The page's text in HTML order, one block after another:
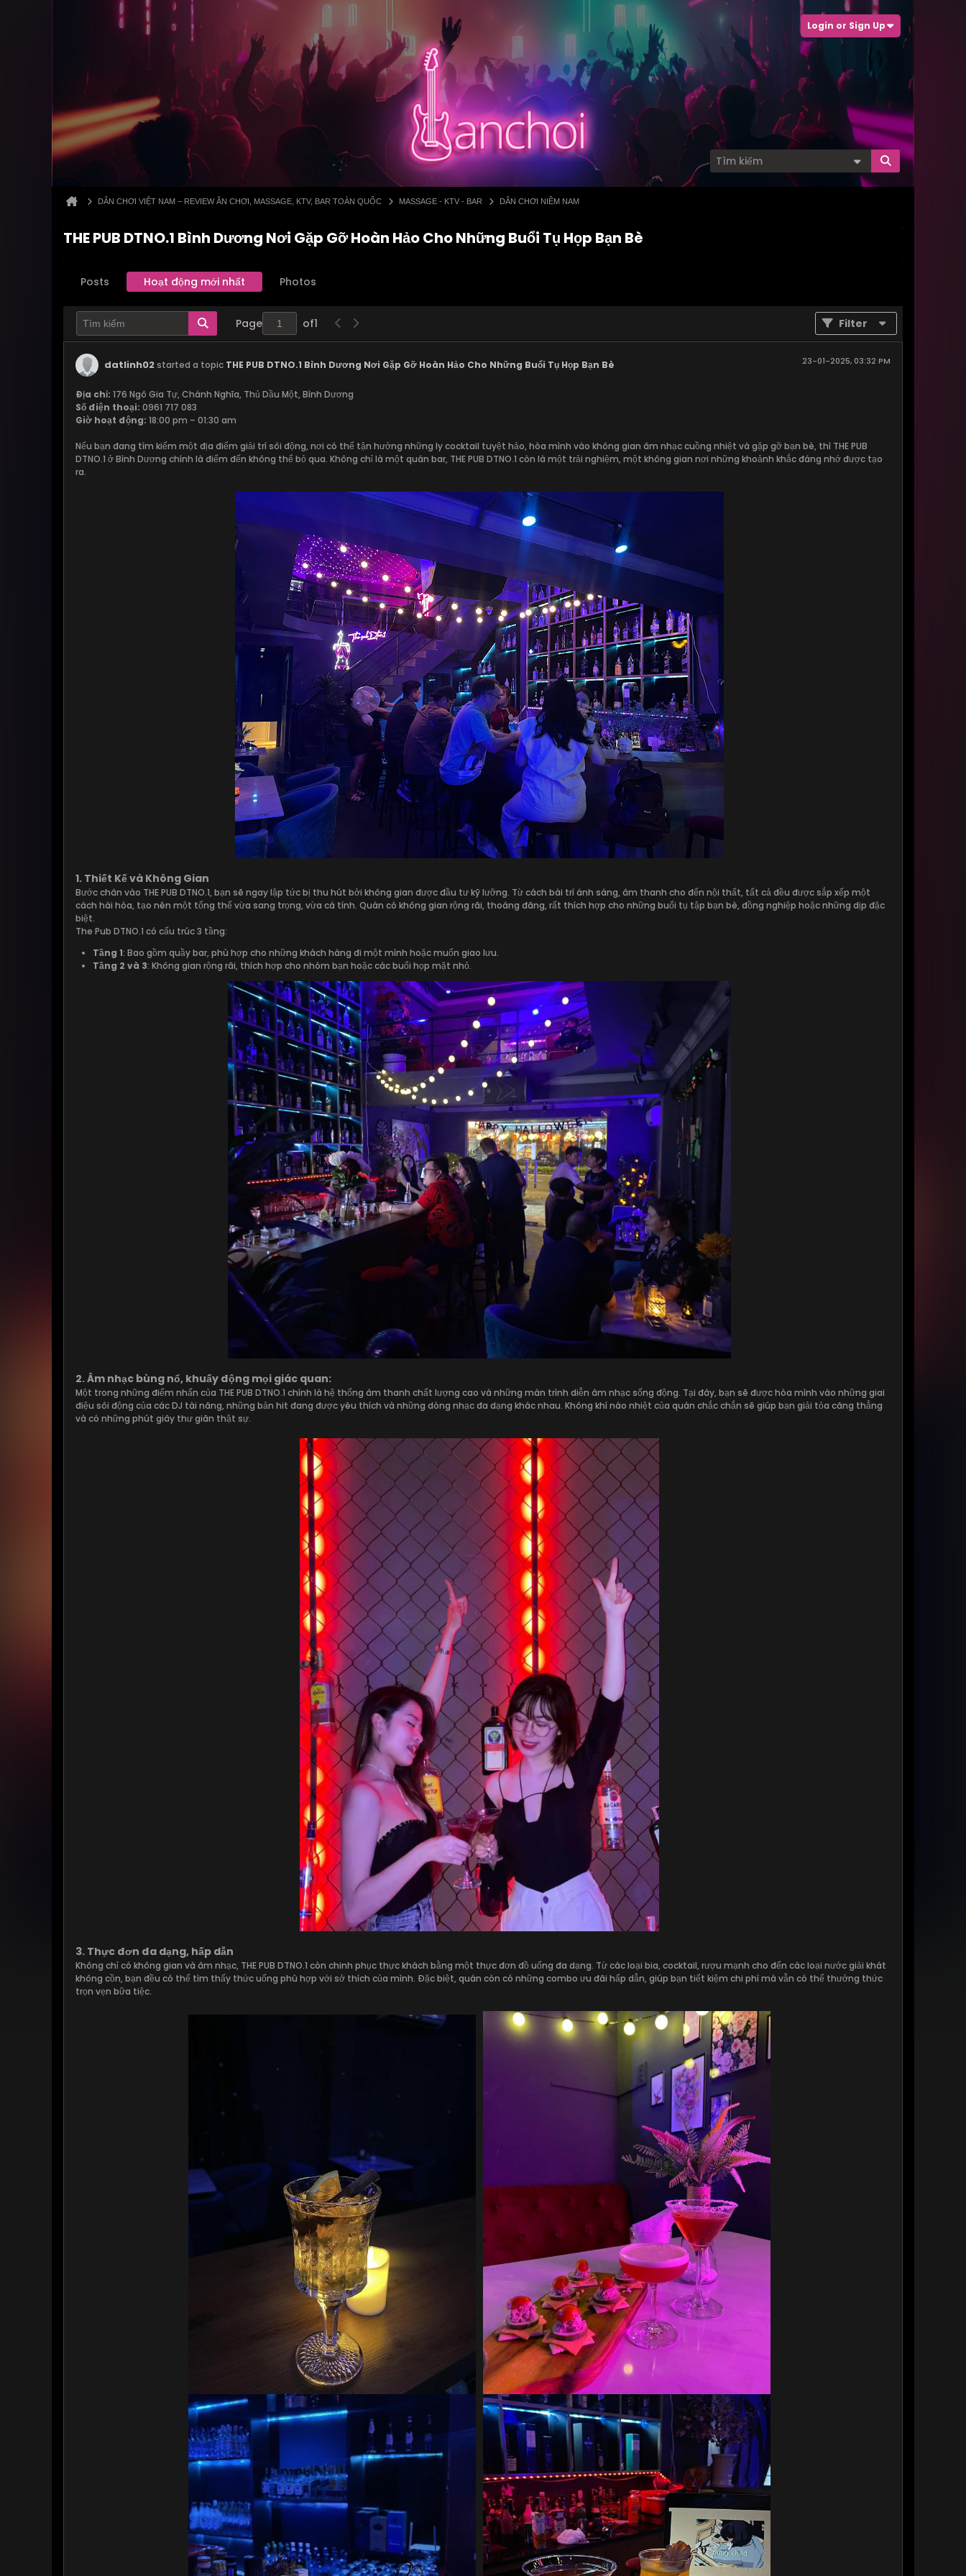
Login or Sign Up
DÂN CHƠI VIỆT NAM – REVIEW ĂN CHƠI, MASSAGE, KTV, BAR TOÀN QUỐC MASSAGE - KTV - BAR DÂN CHƠI NIỀM NAM
THE PUB DTNO.1 Bình Dương Nơi Gặp Gỡ Hoàn Hảo Cho Những Buổi Tụ Họp Bạn Bè
Posts Hoạt động mới nhất Photos
Page of1 Filter
datlinh02 started a topic THE PUB DTNO.1 Bình Dương Nơi Gặp Gỡ Hoàn Hảo Cho Những Buổi Tụ Họp Bạn Bè 23-01-2025, 03:32 PM
Địa chỉ: 176 Ngô Gia Tự, Chánh Nghĩa, Thủ Dầu Một, Bình Dương
Số điện thoại: 0961 717 083
Giờ hoạt động: 18:00 pm – 01:30 am
Nếu bạn đang tìm kiếm một địa điểm giải trí sôi động, nơi có thể tận hưởng những ly cocktail tuyệt hảo, hòa mình vào không gian âm nhạc cuồng nhiệt và gặp gỡ bạn bè, thì THE PUB
DTNO.1 ở Bình Dương chính là điểm đến không thể bỏ qua. Không chỉ là một quán bar, THE PUB DTNO.1 còn là một trải nghiệm, một không gian nơi những khoảnh khắc đáng nhớ được tạo
ra.
1. Thiết Kế và Không Gian
Bước chân vào THE PUB DTNO.1, bạn sẽ ngay lập tức bị thu hút bởi không gian được đầu tư kỹ lưỡng. Từ cách bài trí ánh sáng, âm thanh cho đến nội thất, tất cả đều được sắp xếp một
cách hài hòa, tạo nên một tổng thể vừa sang trọng, vừa cá tính. Quán có không gian rộng rãi, thoáng đãng, rất thích hợp cho những buổi tụ tập bạn bè, đồng nghiệp hoặc những dịp đặc
biệt.
The Pub DTNO.1 có cấu trúc 3 tầng:
Tầng 1: Bao gồm quầy bar, phù hợp cho những khách hàng đi một mình hoặc muốn giao lưu.
Tầng 2 và 3: Không gian rộng rãi, thích hợp cho nhóm bạn hoặc các buổi họp mặt nhỏ.
2. Âm nhạc bùng nổ, khuấy động mọi giác quan:
Một trong những điểm nhấn của THE PUB DTNO.1 chính là hệ thống âm thanh chất lượng cao và những màn trình diễn âm nhạc sống động. Tại đây, bạn sẽ được hòa mình vào những giai
điệu sôi động của các DJ tài năng, những bản hit đang được yêu thích và những dòng nhạc đa dạng khác nhau. Không khí náo nhiệt của quán chắc chắn sẽ giúp bạn giải tỏa căng thẳng
và có những phút giây thư giãn thật sự.
3. Thực đơn đa dạng, hấp dẫn
Không chỉ có không gian và âm nhạc, THE PUB DTNO.1 còn chinh phục thực khách bằng một thực đơn đồ uống đa dạng. Từ các loại bia, cocktail, rượu mạnh cho đến các loại nước giải khát
không cồn, bạn đều có thể tìm thấy thức uống phù hợp với sở thích của mình. Đặc biệt, quán còn có những combo ưu đãi hấp dẫn, giúp bạn tiết kiệm chi phí mà vẫn có thể thưởng thức
trọn vẹn bữa tiệc.